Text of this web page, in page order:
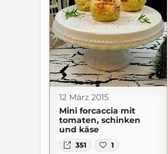
12 März 2015
Mini forcaccia mit
tomaten, schinken
und käse
351 1